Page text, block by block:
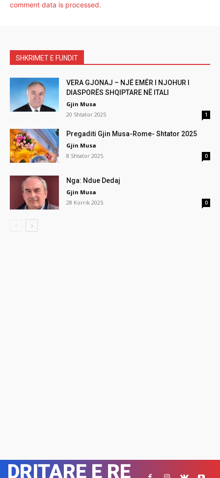
comment data is processed.
SHKRIMET E FUNDIT
VERA GJONAJ – NJË EMËR I NJOHUR I
DIASPORËS SHQIPTARE NË ITALI
Gjin Musa
20 Shtator 2025
1
Pregaditi Gjin Musa-Rome- Shtator 2025
Gjin Musa
8 Shtator 2025
0
Nga: Ndue Dedaj
Gjin Musa
28 Korrik 2025
0
DRITARE E RE